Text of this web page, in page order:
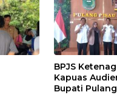
BPJS
Kapuas
Bupati